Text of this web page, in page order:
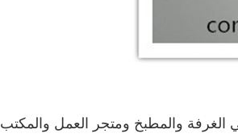
الغرفة والمطبخ ومتجر العمل والمكتب